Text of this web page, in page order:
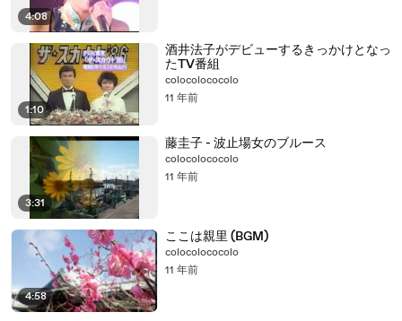
4:08
1:10
酒井法子がデビューするきっかけとなっ
たTV番組
colocolococolo
11 年前
3:31
藤圭子 - 波止場女のブルース
colocolococolo
11 年前
4:58
ここは親里 (BGM)
colocolococolo
11 年前